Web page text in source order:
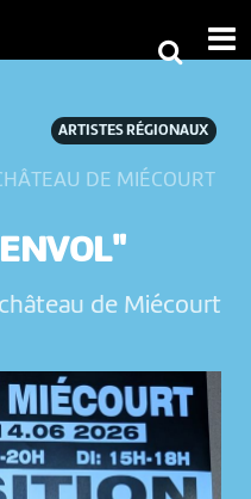
ARTISTES RÉGIONAUX
DE MIÉCOURT
de Miécourt